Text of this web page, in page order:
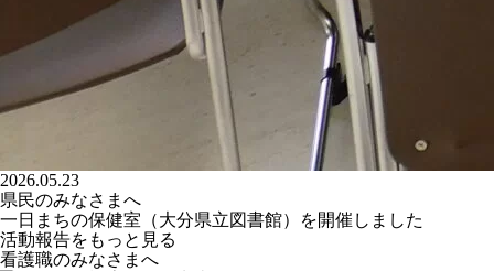
2026.05.23
県民のみなさまへ
一日まちの保健室（大分県立図書館）を開催しました
活動報告をもっと見る
看護職のみなさまへ